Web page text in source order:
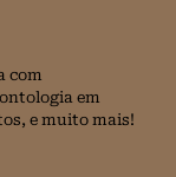
com
em
e muito mais!